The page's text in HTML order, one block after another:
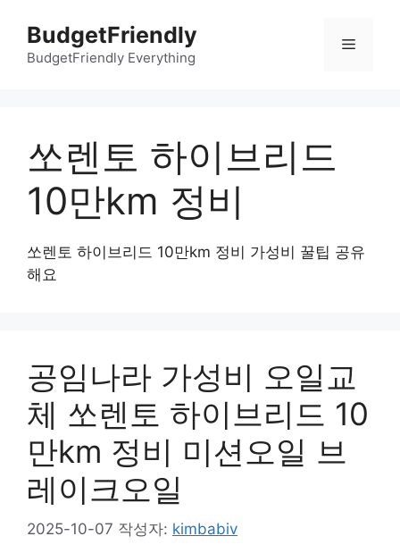
BudgetFriendly
BudgetFriendly Everything
메
쏘렌토 하이브리드
10만km 정비
쏘렌토 하이브리드 10만km 정비 가성비 꿀팁 공유
해요
공임나라 가성비 오일교
체 쏘렌토 하이브리드 10
만km 정비 미션오일 브
레이크오일
2025-10-07 작성자: kimbabiv